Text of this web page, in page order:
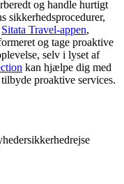
og handle hurtigt
sikkerhedsprocedurer,
Sitata Travel-appen,
og tage proaktive
selv i lyset af
kan hjælpe dig med
proaktive services.
sikkerhedrejse